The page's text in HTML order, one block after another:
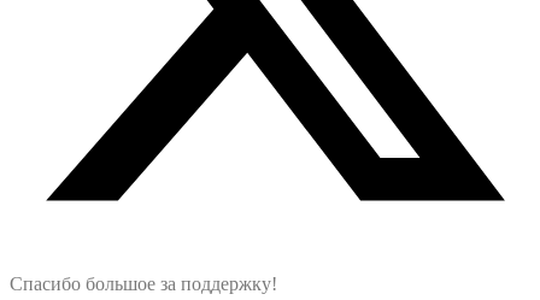
Спасибо большое за поддержку!